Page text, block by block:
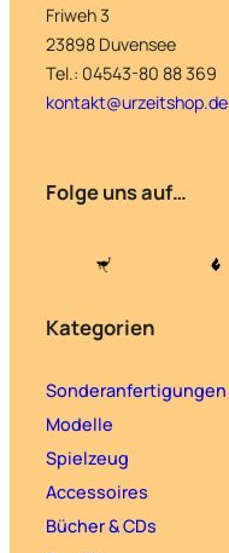
Friweh 3
23898 Duvensee
Tel.: 04543-80 88 369
kontakt@urzeitshop.de
Folge uns auf…
Kategorien
Sonderanfertigungen
Modelle
Spielzeug
Accessoires
Bücher & CDs